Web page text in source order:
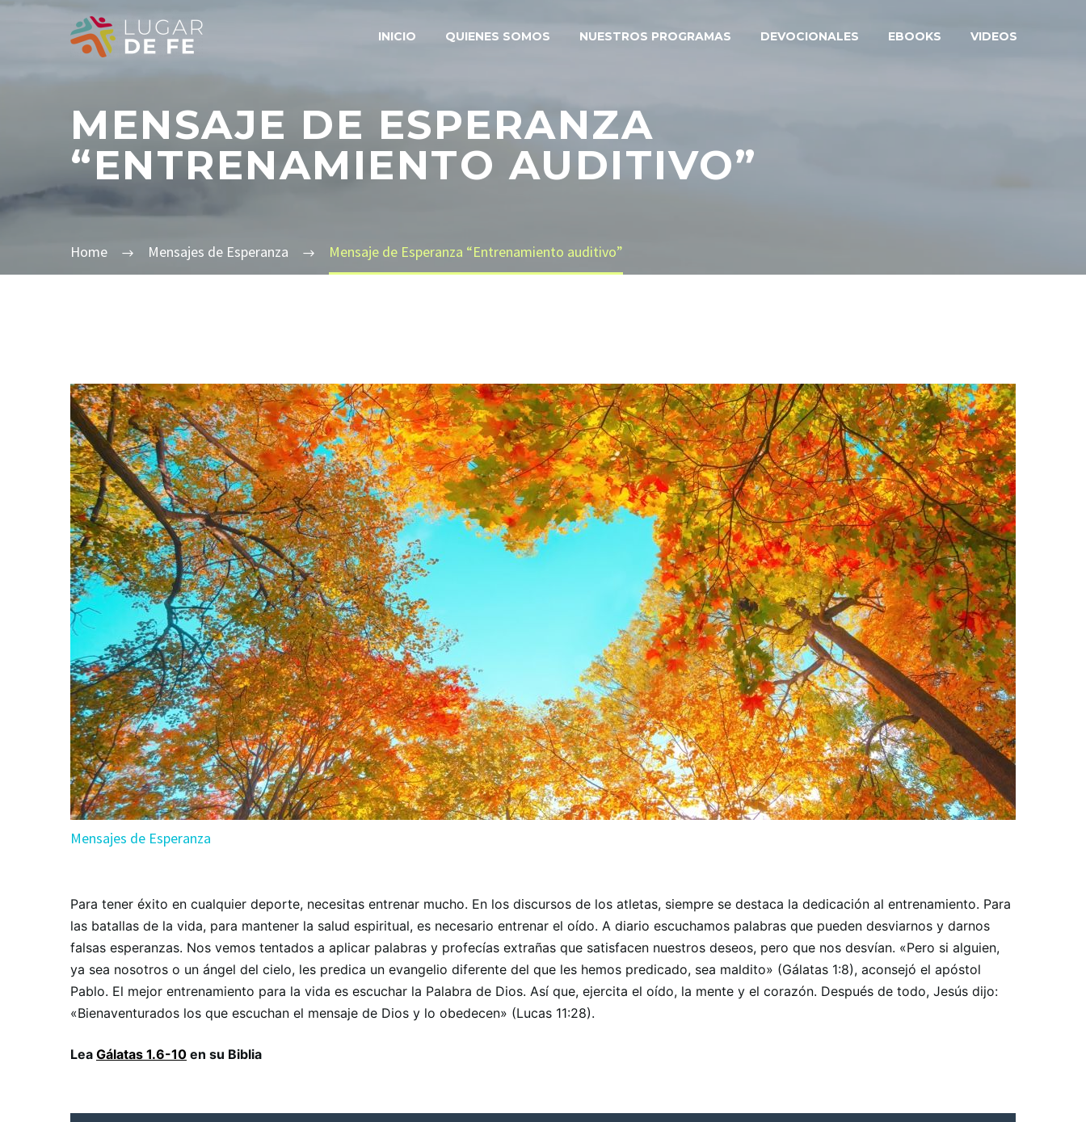
INICIO QUIENES SOMOS NUESTROS PROGRAMAS DEVOCIONALES EBOOKS VIDEOS
MENSAJE DE ESPERANZA
“ENTRENAMIENTO AUDITIVO”
Home Mensajes de Esperanza Mensaje de Esperanza “Entrenamiento auditivo”
Mensajes de Esperanza
Para tener éxito en cualquier deporte, necesitas entrenar mucho. En los discursos de los atletas, siempre se destaca la dedicación al entrenamiento. Para
las batallas de la vida, para mantener la salud espiritual, es necesario entrenar el oído. A diario escuchamos palabras que pueden desviarnos y darnos
falsas esperanzas. Nos vemos tentados a aplicar palabras y profecías extrañas que satisfacen nuestros deseos, pero que nos desvían. «Pero si alguien,
ya sea nosotros o un ángel del cielo, les predica un evangelio diferente del que les hemos predicado, sea maldito» (Gálatas 1:8), aconsejó el apóstol
Pablo. El mejor entrenamiento para la vida es escuchar la Palabra de Dios. Así que, ejercita el oído, la mente y el corazón. Después de todo, Jesús dijo:
«Bienaventurados los que escuchan el mensaje de Dios y lo obedecen» (Lucas 11:28).
Lea Gálatas 1.6-10 en su Biblia